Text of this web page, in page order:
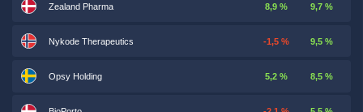
Zealand Pharma 8,9 % 9,7 %
Nykode Therapeutics -1,5 % 9,5 %
Opsy Holding 5,2 % 8,5 %